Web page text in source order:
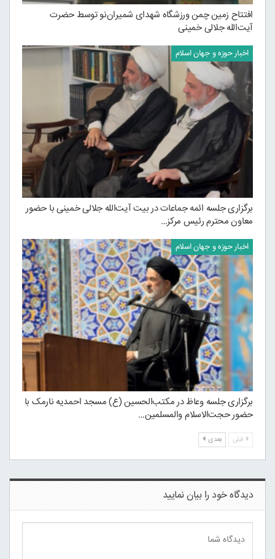
افتتاح زمین چمن ورزشگاه شهدای شمیران‌نو توسط حضرت
آیت‌الله جلالی خمینی
اخبار حوزه و جهان اسلام
برگزاری جلسه ائمه جماعات در بیت آیت‌الله جلالی خمینی با حضور
معاون محترم رئیس مرکز…
اخبار حوزه و جهان اسلام
برگزاری جلسه وعاظ در مکتب‌الحسین (ع) مسجد احمدیه نارمک با
حضور حجت‌الاسلام والمسلمین…
قبلی بعدی
دیدگاه خود را بیان نمایید